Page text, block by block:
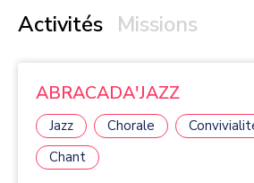
Activités Missions
ABRACADA'JAZZ
Jazz Chorale
Chant